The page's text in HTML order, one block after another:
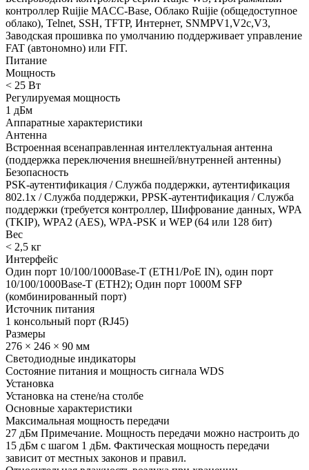
контроллер Ruijie MACC-Base, Облако Ruijie (общедоступное
облако), Telnet, SSH, TFTP, Интернет, SNMPV1,V2c,V3,
Заводская прошивка по умолчанию поддерживает управление
FAT (автономно) или FIT.
Питание
Мощность
< 25 Вт
Регулируемая мощность
1 дБм
Аппаратные характеристики
Антенна
Встроенная всенаправленная интеллектуальная антенна
(поддержка переключения внешней/внутренней антенны)
Безопасность
PSK-аутентификация / Служба поддержки, аутентификация
802.1x / Служба поддержки, PPSK-аутентификация / Служба
поддержки (требуется контроллер, Шифрование данных, WPA
(TKIP), WPA2 (AES), WPA-PSK и WEP (64 или 128 бит)
Вес
< 2,5 кг
Интерфейс
Один порт 10/100/1000Base-T (ETH1/PoE IN), один порт
10/100/1000Base-T (ETH2); Один порт 1000M SFP
(комбинированный порт)
Источник питания
1 консольный порт (RJ45)
Размеры
276 × 246 × 90 мм
Светодиодные индикаторы
Состояние питания и мощность сигнала WDS
Установка
Установка на стене/на столбе
Основные характеристики
Максимальная мощность передачи
27 дБм Примечание. Мощность передачи можно настроить до
15 дБм с шагом 1 дБм. Фактическая мощность передачи
зависит от местных законов и правил.